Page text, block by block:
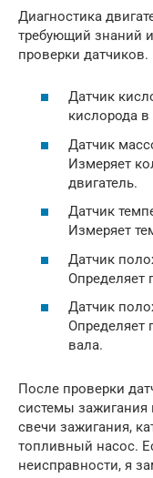
Диагностика
требующий знаний
проверки датчиков.
Датчик
кислорода
Датчик
Измеряет
двигатель.
Датчик
Измеряет
Датчик
Определяет
Датчик
Определяет
вала.
После проверки
системы
свечи зажигания,
топливный насос.
неисправности, я